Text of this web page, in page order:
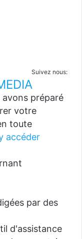
Suivez nous:
préparé
votre
toute
accéder
par des
d'assistance